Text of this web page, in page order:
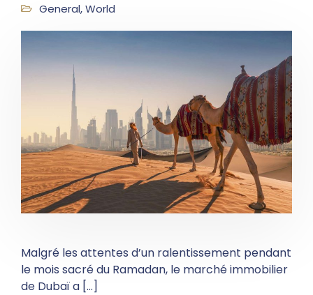
General,World
Malgré les attentes d’un ralentissement pendant
le mois sacré du Ramadan, le marché immobilier
de Dubaï a […]